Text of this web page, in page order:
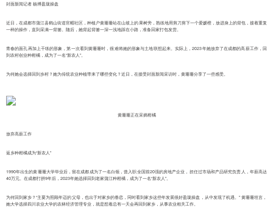
封面新闻记者 杨博盈珑操盘
近日，在成都市蒲江县鹤山街道官帽社区，种植户黄珊珊站在山坡上的果树旁，熟练地用剪刀剪下一个爱媛橙，放进身上的背包，接着重复
一样的操作，直到采满一背篓。随后，她背起背篓一深一浅地踩在小路，准备回家打包发货。
青春的面孔再加上干练的形象，第一次看到黄珊珊时，很难将她的形象与土地联想起来。实际上，2023年她放弃了在成都的高薪工作，回
到农村创业种柑橘，成为了一名“新农人”。
为何她会选择回到乡村？她为传统农业种植带来了哪些变化？近日，在接受封面新闻采访时，黄珊珊分享了一些感受。
黄珊珊正在采摘柑橘
放弃高薪工作
返乡种柑橘成为“新农人”
1990年出生的黄珊珊大学毕业后，留在成都成为了一名白领，曾入职全国前20强的房地产企业，担任过市场和产品研究负责人，年薪高达
40万元。在成都打拼9年后，2023年她选择回到老家蒲江种柑橘，成为了一名“新农人”。
为何回到家乡？“主要为照顾年迈的父母，也出于对家乡的眷恋，同时看到家乡这些年发展很好盈珑操盘，从中发现了机遇。” 黄珊珊坦言，
她大学选择四川农业大学的农林经济管理专业，就是想着总有一天会再回到家乡，从事农业相关工作。